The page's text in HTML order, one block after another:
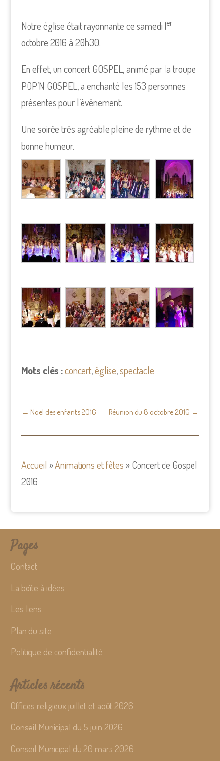
Notre église était rayonnante ce samedi 1er
octobre 2016 à 20h30.
En effet, un concert GOSPEL, animé par la troupe
POP’N GOSPEL, a enchanté les 153 personnes
présentes pour l’évènement.
Une soirée très agréable pleine de rythme et de
bonne humeur.
Mots clés :concert,église,spectacle
← Noël des enfants 2016 Réunion du 8 octobre 2016 →
Accueil »Animations et fêtes »Concert de Gospel
2016
Pages
Contact
La boîte à idées
Les liens
Plan du site
Politique de confidentialité
Articles récents
Offices religieux juillet et août 2026
Conseil Municipal du 5 juin 2026
Conseil Municipal du 20 mars 2026